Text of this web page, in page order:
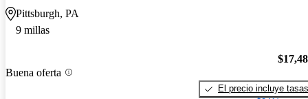
Pittsburgh, PA
9 millas
Buena oferta
El precio incluye tasas